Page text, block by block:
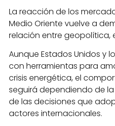
La reacción de los
Medio Oriente vuelve a
relación entre geopolítica,
Aunque Estados Unidos y
con herramientas para
crisis energética, el
seguirá dependiendo de
de las decisiones que
actores internacionales.